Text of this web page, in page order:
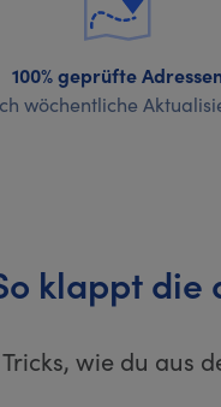
100% geprüfte
wöchentliche
klappt
Tricks, wie du aus